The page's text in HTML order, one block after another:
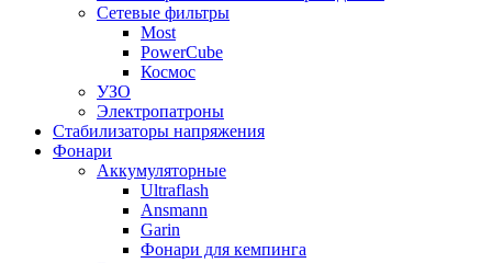
Сетевые фильтры
Most
PowerCube
Космос
УЗО
Электропатроны
Стабилизаторы напряжения
Фонари
Аккумуляторные
Ultraflash
Ansmann
Garin
Фонари для кемпинга